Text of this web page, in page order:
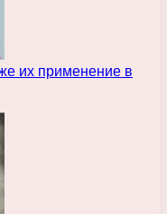
их применение в